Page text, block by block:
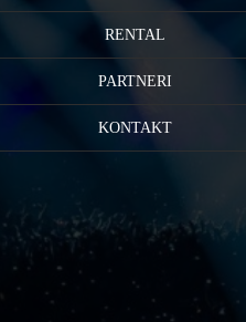
RENTAL
PARTNERI
KONTAKT